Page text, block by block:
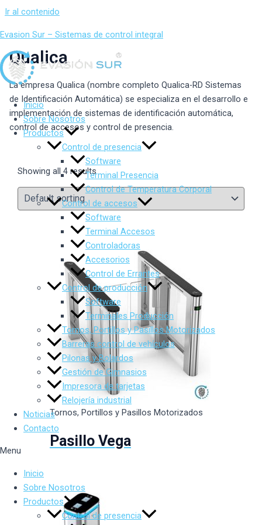
Ir al contenido
Evasion Sur – Sistemas de control integral
Inicio
Sobre Nosotros
Productos
Control de presencia
Software
Terminal Presencia
Control de Temperatura Corporal
Control de accesos
Software
Terminal Accesos
Controladoras
Accesorios
Control de Errantes
Control de producción
Software
Terminales Producción
Tornos, Portillos y Pasillos Motorizados
Barreras control de vehículos
Pilonas y Bolardos
Gestión de Gimnasios
Impresora de tarjetas
Relojería industrial
Noticias
Contacto
Menu
Inicio
Sobre Nosotros
Productos
Control de presencia
Qualica
La empresa Qualica (nombre completo Qualica-RD Sistemas
de Identificación Automática) se especializa en el desarrollo e
implementación de sistemas de identificación automática,
control de accesos y control de presencia.
Showing all 4 results
Tornos, Portillos y Pasillos Motorizados
Pasillo Vega